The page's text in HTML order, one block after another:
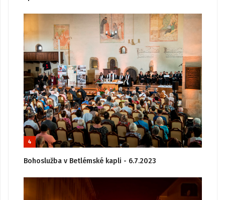
4
Bohoslužba v Betlémské kapli - 6.7.2023